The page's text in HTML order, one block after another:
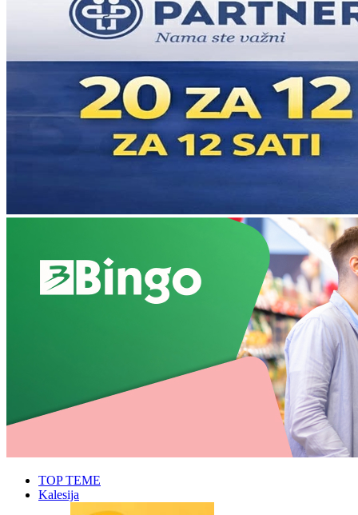
TOP TEME
Kalesija